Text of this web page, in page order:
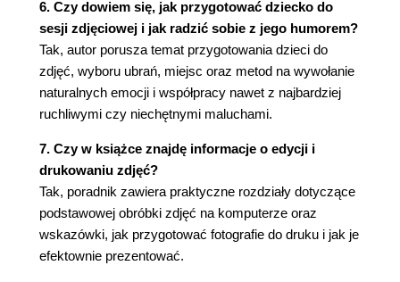
Rozdział 9. Co nosić? (183)
Kolory i tekstury (184)
W co się ubierać? (187)
Ostrożnie z tatusiami (192)
Pamiętaj, co chcesz osiągnąć (192)
Kącik porad mistrzów fotografii (Laura Siebert)
Rozdział 10. Żadnego szczerzenia zębów! (197)
Coś na mojej głowie (198)
Zamknij oczy! (200)
Głupie piosenki (202)
Zawody (203)
6. Czy dowiem się, jak przygotować dziecko do
sesji zdjęciowej i jak radzić sobie z jego humorem?
Tak, autor porusza temat przygotowania dzieci do
zdjęć, wyboru ubrań, miejsc oraz metod na wywołanie
naturalnych emocji i współpracy nawet z najbardziej
ruchliwymi czy niechętnymi maluchami.
7. Czy w książce znajdę informacje o edycji i
drukowaniu zdjęć?
Tak, poradnik zawiera praktyczne rozdziały dotyczące
podstawowej obróbki zdjęć na komputerze oraz
wskazówki, jak przygotować fotografie do druku i jak je
efektownie prezentować.